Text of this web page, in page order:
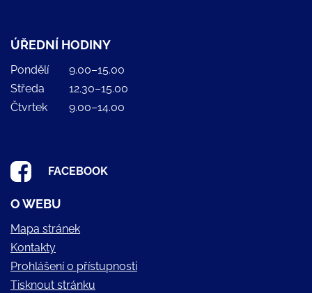
ÚŘEDNÍ HODINY
Pondělí
9.00–15.00
Středa
12.30–15.00
Čtvrtek
9.00–14.00
FACEBOOK
O WEBU
Mapa stránek
Kontakty
Prohlášení o přístupnosti
Tisknout stránku